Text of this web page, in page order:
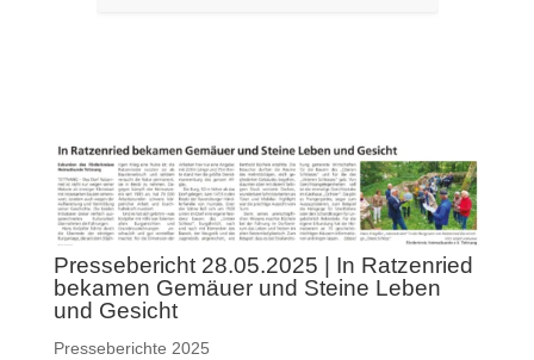
Pressebericht 28.05.2025 | In Ratzenried
bekamen Gemäuer und Steine Leben
und Gesicht
Presseberichte 2025